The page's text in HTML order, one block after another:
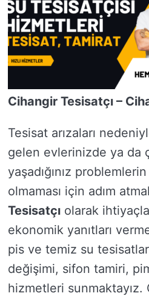
Cihangir Tesisatçı –
Tesisat arızaları
gelen evlerinizde ya da
yaşadığınız
olmaması için adım
Tesisatçı olarak
ekonomik yanıtları
pis ve temiz su
değişimi, sifon tamiri,
hizmetleri sunmaktayız.